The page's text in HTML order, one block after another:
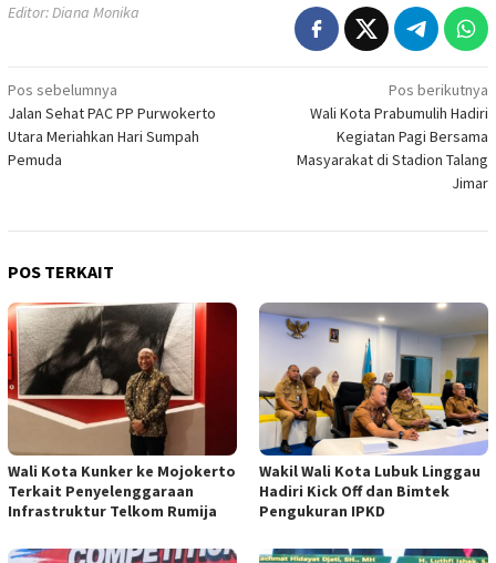
Editor: Diana Monika
Navigasi
pos
Pos sebelumnya
Jalan Sehat PAC PP Purwokerto
Utara Meriahkan Hari Sumpah
Pemuda
Pos berikutnya
Wali Kota Prabumulih Hadiri
Kegiatan Pagi Bersama
Masyarakat di Stadion Talang
Jimar
POS TERKAIT
Wali Kota Kunker ke Mojokerto
Terkait Penyelenggaraan
Infrastruktur Telkom Rumija
Wakil Wali Kota Lubuk Linggau
Hadiri Kick Off dan Bimtek
Pengukuran IPKD